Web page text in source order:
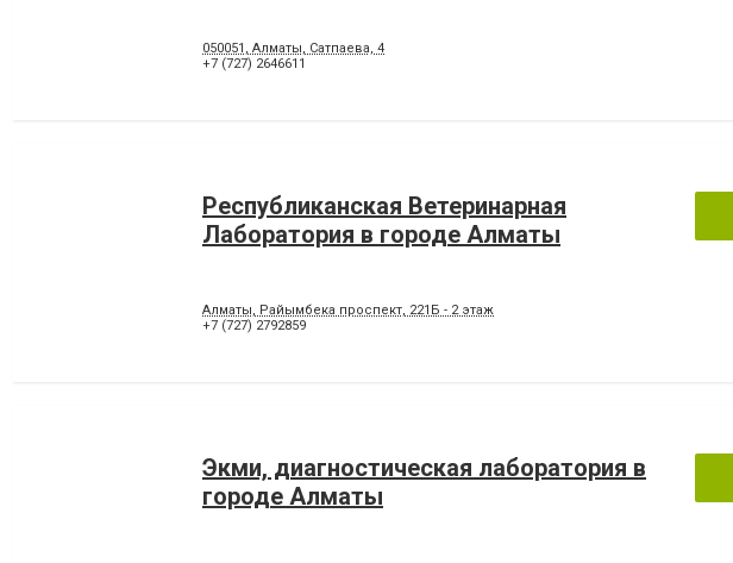
050051, Алматы, Сатпаева, 4
+7 (727) 2646611
Республиканская Ветеринарная
Лаборатория в городе Алматы
Алматы, Райымбека проспект, 221Б - 2 этаж
+7 (727) 2792859
Экми, диагностическая лаборатория в
городе Алматы